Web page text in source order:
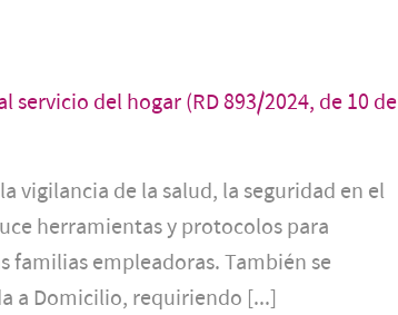
servicio del hogar (RD 893/2024, de 10 de
vigilancia de la salud, la seguridad en el
herramientas y protocolos para
familias empleadoras. También se
a Domicilio, requiriendo [...]